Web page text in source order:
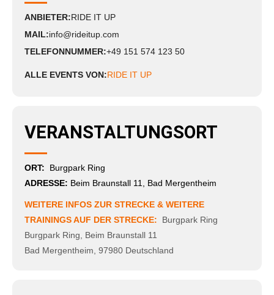
ANBIETER:RIDE IT UP
MAIL:info@rideitup.com
TELEFONNUMMER:+49 151 574 123 50
ALLE EVENTS VON:RIDE IT UP
VERANSTALTUNGSORT
ORT: Burgpark Ring
ADRESSE: Beim Braunstall 11, Bad Mergentheim
WEITERE INFOS ZUR STRECKE & WEITERE
TRAININGS AUF DER STRECKE: Burgpark Ring
Burgpark Ring
Beim Braunstall 11
Bad Mergentheim 97980 Deutschland